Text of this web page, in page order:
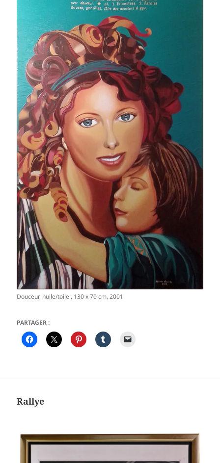
Douceur, huile/toile , 130 x 70 cm, 2001
PARTAGER :
Rallye